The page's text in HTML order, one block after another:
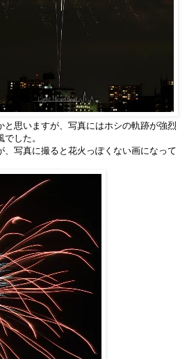
思いますが、写真にはホシの軌跡が強烈
した。
写真に撮ると花火っぽくない画になって